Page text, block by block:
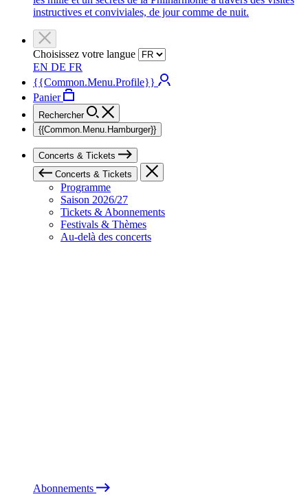
instructives et conviviales, de jour comme de nuit.
Choisissez votre langue
EN DE FR
{{Common.Menu.Profile}}
Panier
Rechercher
{{Common.Menu.Hamburger}}
Concerts & Tickets
Concerts & Tickets
Programme
Saison 2026/27
Tickets & Abonnements
Festivals & Thèmes
Au-delà des concerts
Abonnements